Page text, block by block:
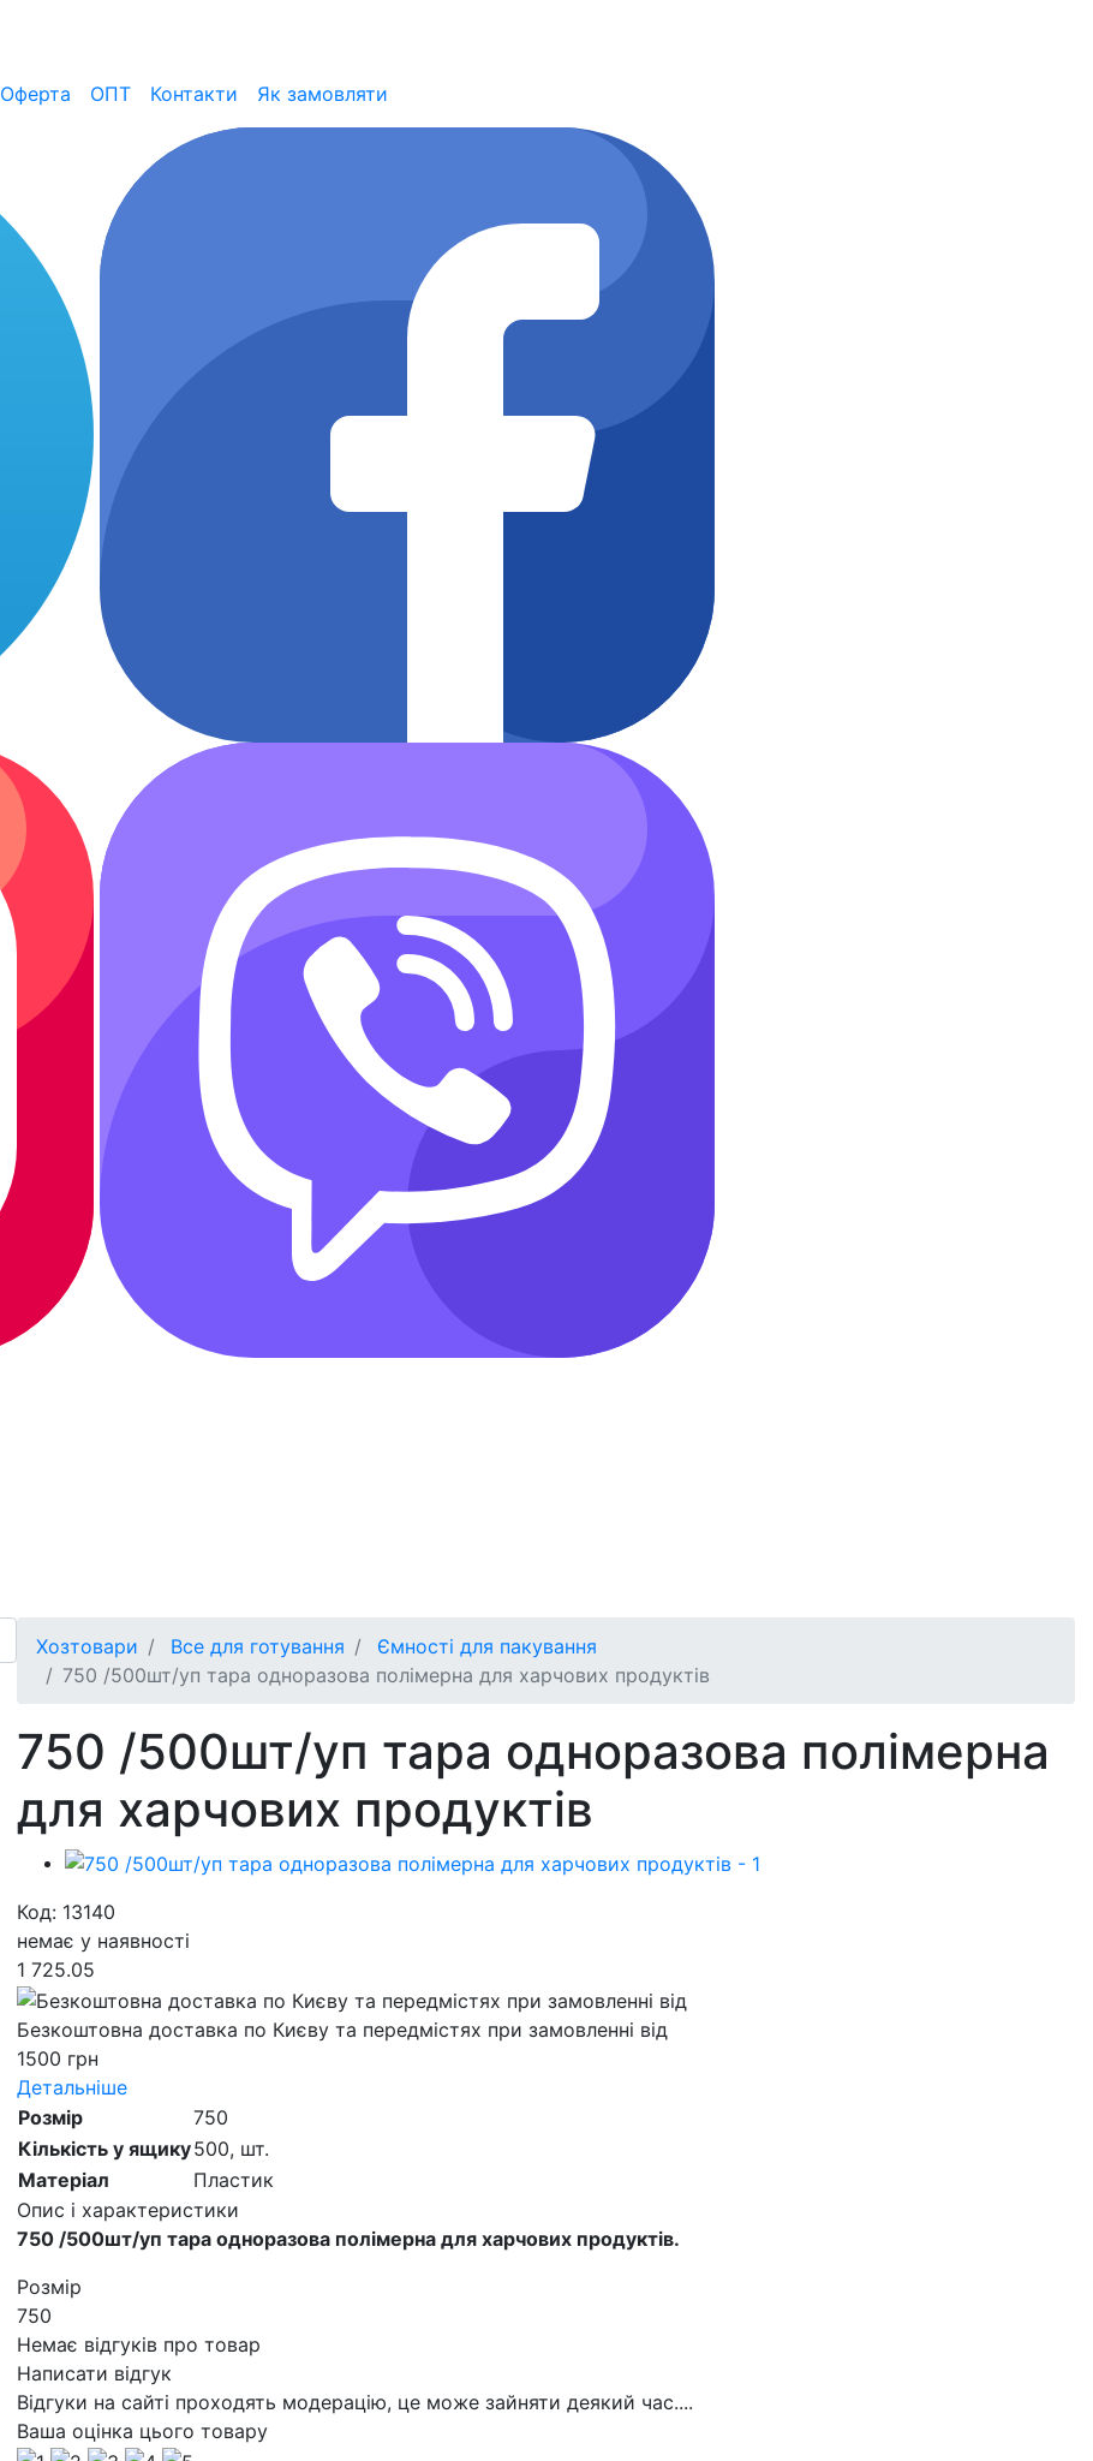
Оферта ОПТ Контакти Як замовляти
Хозтовари Все для готування
Ємності для пакування
750 /500шт/уп тара одноразова полімерна для харчових продуктів
750 /500шт/уп тара одноразова полімерна
для харчових продуктів
Код: 13140
немає у наявності
1 725.05
Безкоштовна доставка по Києву та передмістях при замовленні від
1500 грн
Детальніше
Розмір
750
Кількість у ящику500, шт.
Матеріал
Пластик
Опис і характеристики
750 /500шт/уп тара одноразова полімерна для харчових продуктів.
Розмір
750
Немає відгуків про товар
Написати відгук
Відгуки на сайті проходять модерацію, це може зайняти деякий час....
Ваша оцінка цього товару